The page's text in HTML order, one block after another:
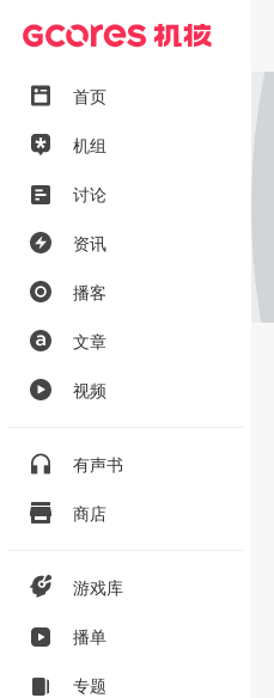
首页
机组
讨论
资讯
播客
文章
视频
有声书
商店
游戏库
播单
专题